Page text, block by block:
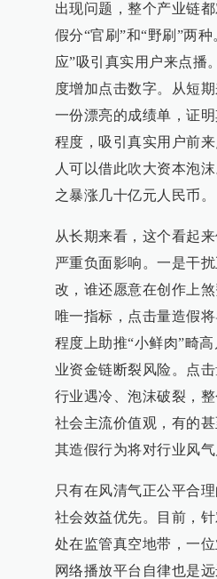
出现问题，整个产业链
假分“官刷”和“野刷”两
应”吸引真实用户来点播
度增加点击数字。从短
一份漂亮的成绩单，证
程度，吸引真实用户前
人可以借此吹大资本泡
之暴涨几十亿元人民币。
从长期来看，这个看起
严重负面影响。一是干
改，谁还愿意在创作上
唯一指标，点击量造假
程度上助推“小鲜肉”畸
业资金链断裂风险。点
行业遇冷、泡沫破裂，
社会主流价值观，有的
其造假行为将对行业风
只有在风清气正公平合
社会效益优先。目前，
处在监管真空地带，一
网络播放平台自律也是